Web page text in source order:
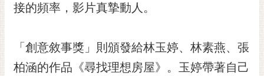
置
接的頻率，影片真摯動人。
「創意敘事獎」則頒發給林玉婷、林素燕、張
柏涵的作品《尋找理想房屋》。玉婷帶著自己